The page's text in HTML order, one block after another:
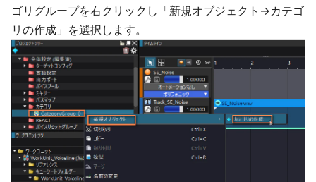
ゴリグループを右クリックし「新規オブジェクト→カテゴ
リの作成」を選択します。